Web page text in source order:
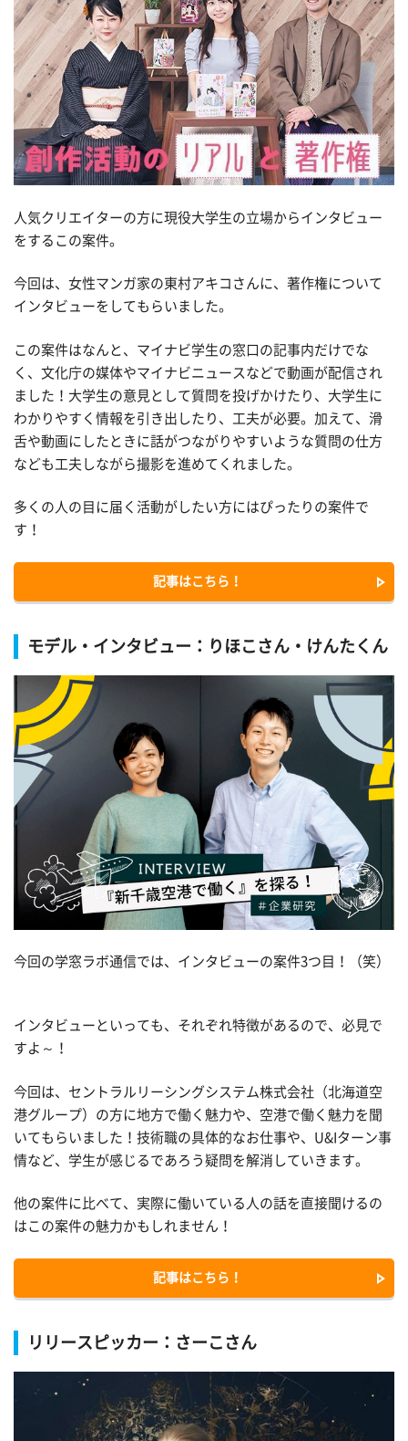
人気クリエイターの方に現役大学生の立場からインタビュー
をするこの案件。
今回は、女性マンガ家の東村アキコさんに、著作権について
インタビューをしてもらいました。
この案件はなんと、マイナビ学生の窓口の記事内だけでな
く、文化庁の媒体やマイナビニュースなどで動画が配信され
ました！大学生の意見として質問を投げかけたり、大学生に
わかりやすく情報を引き出したり、工夫が必要。加えて、滑
舌や動画にしたときに話がつながりやすいような質問の仕方
なども工夫しながら撮影を進めてくれました。
多くの人の目に届く活動がしたい方にはぴったりの案件で
す！
記事はこちら！
モデル・インタビュー：りほこさん・けんたくん
今回の学窓ラボ通信では、インタビューの案件3つ目！（笑）
インタビューといっても、それぞれ特徴があるので、必見で
すよ～！
今回は、セントラルリーシングシステム株式会社（北海道空
港グループ）の方に地方で働く魅力や、空港で働く魅力を聞
いてもらいました！技術職の具体的なお仕事や、U&Iターン事
情など、学生が感じるであろう疑問を解消していきます。
他の案件に比べて、実際に働いている人の話を直接聞けるの
はこの案件の魅力かもしれません！
記事はこちら！
リリースピッカー：さーこさん